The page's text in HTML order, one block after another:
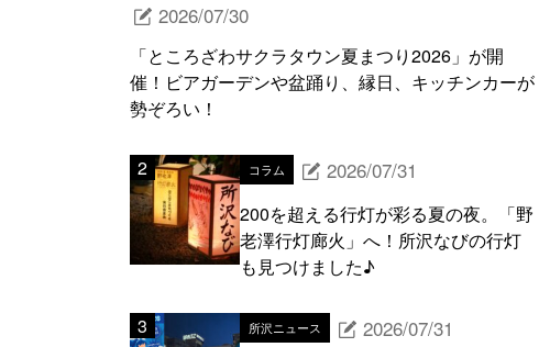
2026/07/30
「ところざわサクラタウン夏まつり2026」が開
催！ビアガーデンや盆踊り、縁日、キッチンカーが
勢ぞろい！
コラム 2026/07/31
200を超える行灯が彩る夏の夜。「野
老澤行灯廊火」へ！所沢なびの行灯
も見つけました♪
所沢ニュース 2026/07/31